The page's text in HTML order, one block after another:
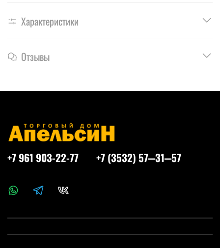
Характеристики
Отзывы
+7 961 903-22-77 +7 (3532) 57‒31‒57